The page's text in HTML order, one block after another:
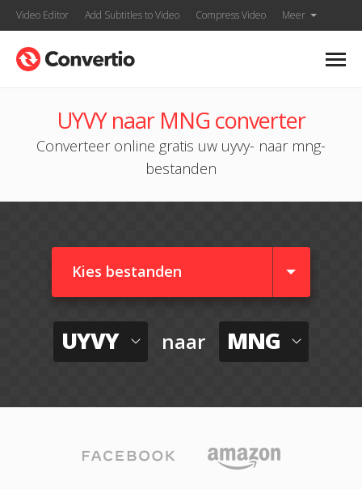
Video Editor Add Subtitles to Video Compress Video Meer
UYVY naar MNG converter
Converteer online gratis uw uyvy- naar mng-
bestanden
Kies bestanden
UYVY naar MNG